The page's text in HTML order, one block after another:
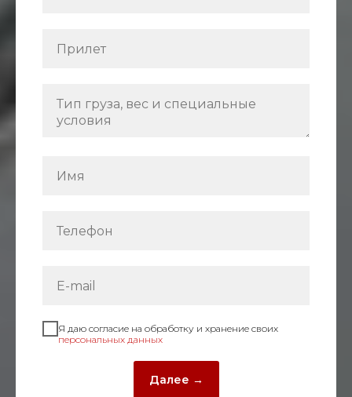
Я даю согласие на обработку и хранение своих
персональных данных
Далее →